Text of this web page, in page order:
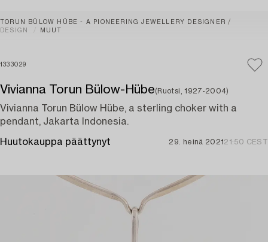
TORUN BÜLOW HÜBE - A PIONEERING JEWELLERY DESIGNER
DESIGN
MUUT
1333029
Vivianna Torun Bülow-Hübe(Ruotsi, 1927-2004)
Vivianna Torun Bülow Hübe, a sterling choker with a
pendant, Jakarta Indonesia.
Huutokauppa päättynyt 29. heinä 2021 21:50 CEST